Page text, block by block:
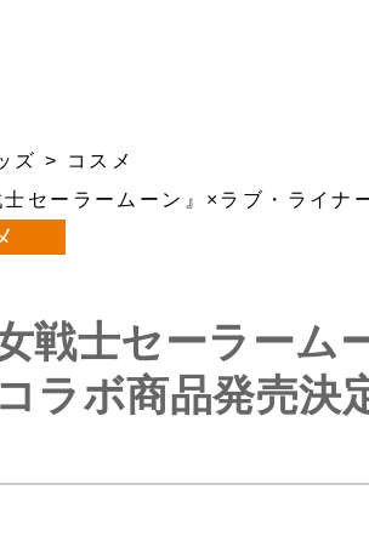
ズ >
コスメ
士セーラームーン』×ラブ・ライナ
女戦士セーラーム
ラボ商品発売決